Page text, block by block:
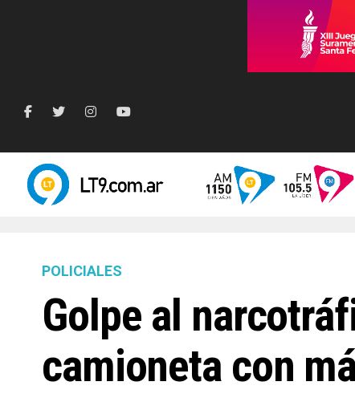
POLICIALES
Golpe al
camioneta con